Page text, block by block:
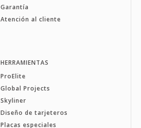
Garantía
Atención al cliente
HERRAMIENTAS
ProElite
Global Projects
Skyliner
Diseño de tarjeteros
Placas especiales